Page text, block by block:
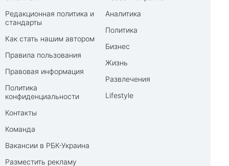
Редакционная политика и
стандарты
Как стать нашим автором
Правила пользования
Правовая информация
Политика
конфиденциальности
Контакты
Команда
Вакансии в РБК-Украина
Разместить рекламу
Аналитика
Политика
Бизнес
Жизнь
Развлечения
Lifestyle